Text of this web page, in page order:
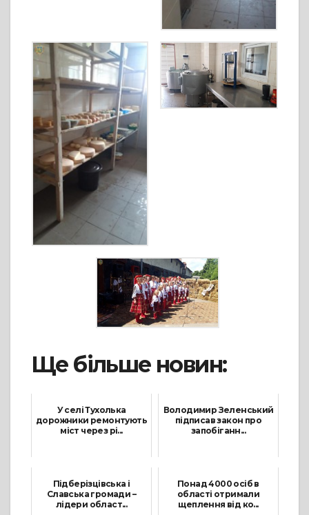
Ще більше новин:
У селі Тухолька
дорожники ремонтують
міст через рі...
Володимир Зеленський
підписав закон про
запобіганн...
Підберізцівська і
Славська громади –
лідери област...
Понад 4000 осіб в
області отримали
щеплення від ко...